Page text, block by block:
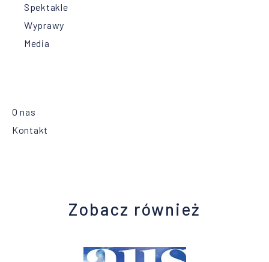
Spektakle
Wyprawy
Media
O nas
Kontakt
Zobacz również